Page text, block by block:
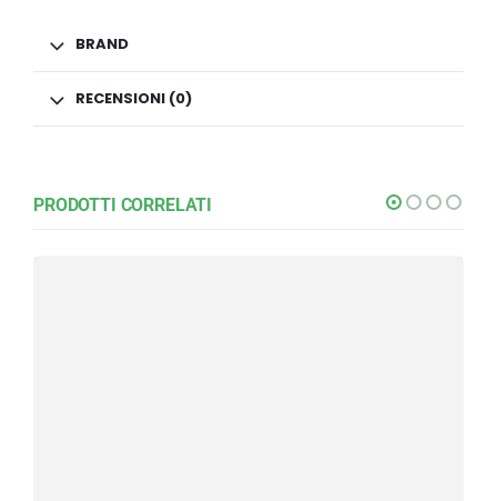
BRAND
RECENSIONI (0)
PRODOTTI CORRELATI